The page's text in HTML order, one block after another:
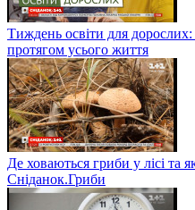
Тиждень освіти для
протягом усього життя
Де ховаються гриби у лісі та
Сніданок.Гриби